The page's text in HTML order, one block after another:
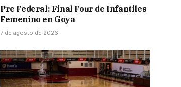
Pre Federal: Final Four de Infantiles
Femenino en Goya
7 de agosto de 2026